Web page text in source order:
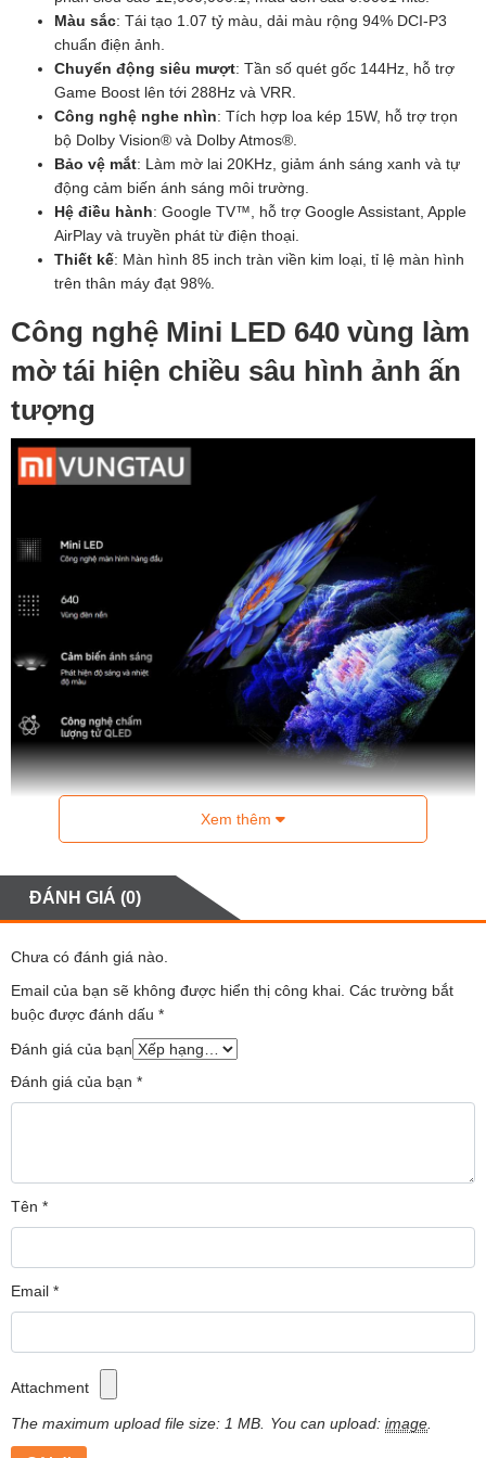
Màu sắc: Tái tạo 1.07 tỷ màu, dải màu rộng 94% DCI-P3
chuẩn điện ảnh.
Chuyển động siêu mượt: Tần số quét gốc 144Hz, hỗ trợ
Game Boost lên tới 288Hz và VRR.
Công nghệ nghe nhìn: Tích hợp loa kép 15W, hỗ trợ trọn
bộ Dolby Vision® và Dolby Atmos®.
Bảo vệ mắt: Làm mờ lai 20KHz, giảm ánh sáng xanh và tự
động cảm biến ánh sáng môi trường.
Hệ điều hành: Google TV™, hỗ trợ Google Assistant, Apple
AirPlay và truyền phát từ điện thoại.
Thiết kế: Màn hình 85 inch tràn viền kim loại, tỉ lệ màn hình
trên thân máy đạt 98%.
Công nghệ Mini LED 640 vùng làm
mờ tái hiện chiều sâu hình ảnh ấn
tượng
Xem thêm
ĐÁNH GIÁ (0)
Chưa có đánh giá nào.
Email của bạn sẽ không được hiển thị công khai. Các trường bắt
buộc được đánh dấu *
Đánh giá của bạn
Đánh giá của bạn *
Tên *
Email *
Attachment
The maximum upload file size: 1 MB. You can upload: image